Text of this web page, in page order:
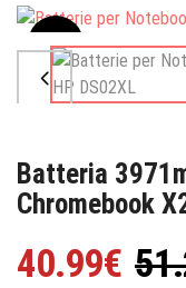
Sale
Batteria
Chromebook
40.99€